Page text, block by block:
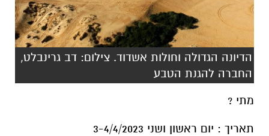
הדיונה הגדולה וחולות אשדוד. צילום: דב גרינבלט,
החברה להגנת הטבע
מתי ?
תאריך : יום ראשון ושני 3-4/4/2023